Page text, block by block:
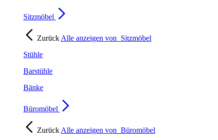
Sitzmöbel
Zurück Alle anzeigen von Sitzmöbel
Stühle
Barstühle
Bänke
Büromöbel
Zurück Alle anzeigen von Büromöbel